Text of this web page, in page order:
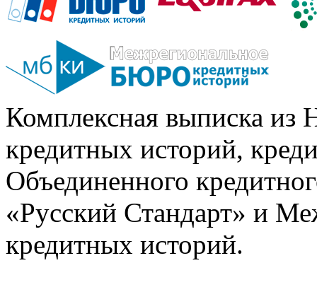
Комплексная выписка из
кредитных историй,
Объединенного
«Русский Стандарт» и
кредитных историй.